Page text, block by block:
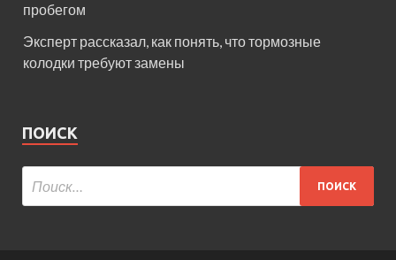
пробегом
Эксперт рассказал, как понять, что тормозные
колодки требуют замены
ПОИСК